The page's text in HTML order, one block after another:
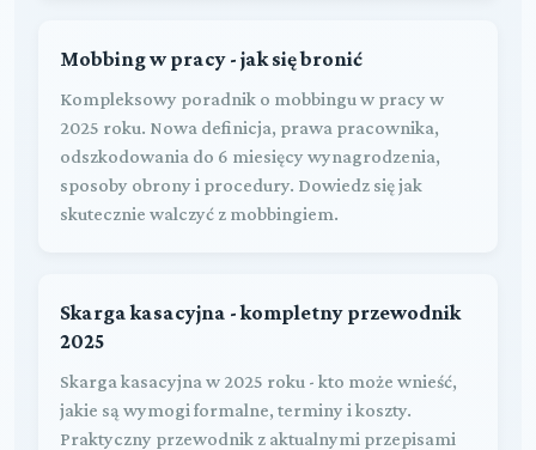
Mobbing w pracy - jak się bronić
Kompleksowy poradnik o mobbingu w pracy w
2025 roku. Nowa definicja, prawa pracownika,
odszkodowania do 6 miesięcy wynagrodzenia,
sposoby obrony i procedury. Dowiedz się jak
skutecznie walczyć z mobbingiem.
Skarga kasacyjna - kompletny przewodnik
2025
Skarga kasacyjna w 2025 roku - kto może wnieść,
jakie są wymogi formalne, terminy i koszty.
Praktyczny przewodnik z aktualnymi przepisami